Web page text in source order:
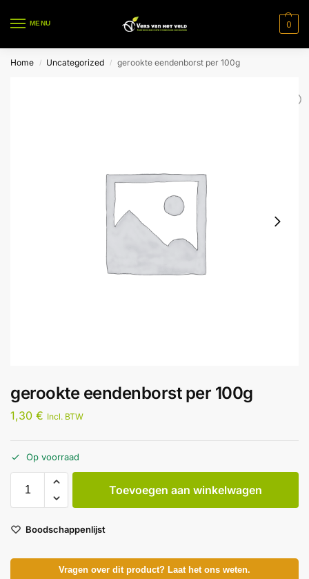
MENU 0
Home / Uncategorized / gerookte eendenborst per 100g
gerookte eendenborst per 100g
1,30 € Incl. BTW
Op voorraad
Toevoegen aan winkelwagen
Boodschappenlijst
Vragen over dit product? Laat het ons weten.